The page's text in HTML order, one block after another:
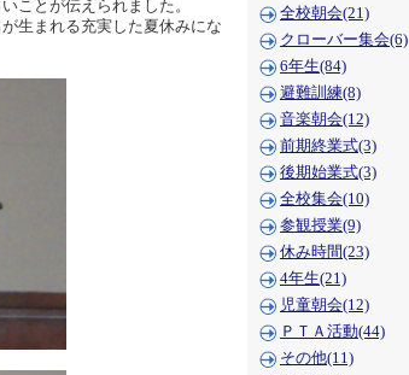
全校朝会(21)
クローバー集会(6)
6年生(84)
避難訓練(8)
音楽朝会(12)
前期終業式(3)
後期始業式(3)
全校集会(10)
参観授業(9)
休み時間(23)
4年生(21)
児童朝会(12)
ＰＴＡ活動(44)
その他(11)
ことが伝えられました。
生まれる充実した夏休みにな